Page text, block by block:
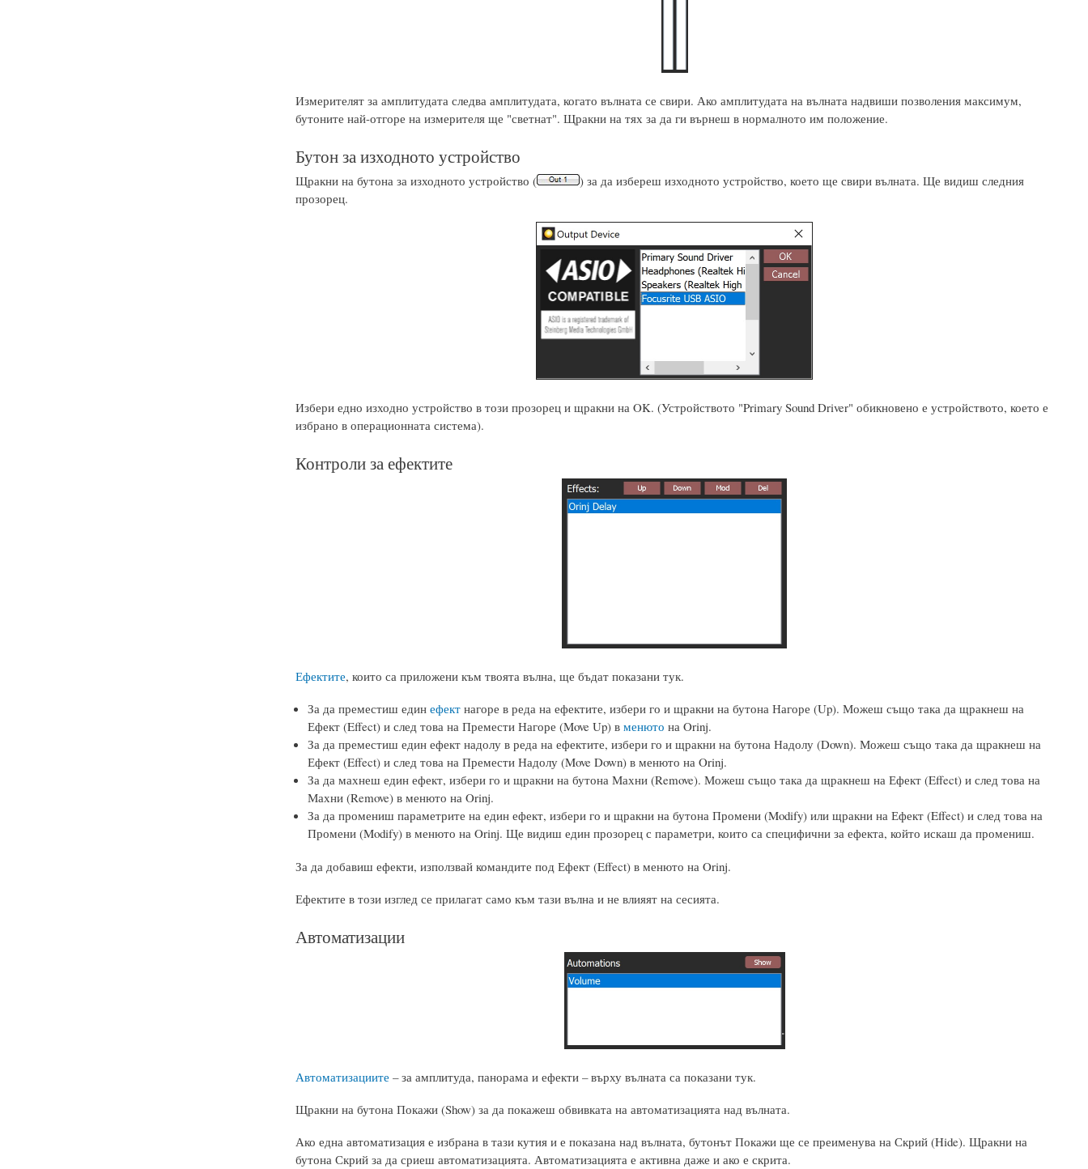
Измерителят за амплитудата следва амплитудата, когато вълната се свири. Ако амплитудата на вълната надвиши позволения максимум,
бутоните най-отгоре на измерителя ще "светнат". Щракни на тях за да ги върнеш в нормалното им положение.
Бутон за изходното устройство
Щракни на бутона за изходното устройство (
) за да избереш изходното устройство, което ще свири вълната. Ще видиш следния
прозорец.
Избери едно изходно устройство в този прозорец и щракни на OK. (Устройството "Primary Sound Driver" обикновено е устройството, което е
избрано в операционната система).
Контроли за ефектите
Ефектите, които са приложени към твоята вълна, ще бъдат показани тук.
За да преместиш един ефектнагоре в реда на ефектите, избери го и щракни на бутона Нагоре (Up). Можеш също така да щракнеш на
Ефект (Effect) и след това на Премести Нагоре (Move Up) в менюто на Orinj.
За да преместиш един ефект надолу в реда на ефектите, избери го и щракни на бутона Надолу (Down). Можеш също така да щракнеш на
Ефект (Effect) и след това на Премести Надолу (Move Down) в менюто на Orinj.
За да махнеш един ефект, избери го и щракни на бутона Махни (Remove). Можеш също така да щракнеш на Ефект (Effect) и след това на
Махни (Remove) в менюто на Orinj.
За да промениш параметрите на един ефект, избери го и щракни на бутона Промени (Modify) или щракни на Ефект (Effect) и след това на
Промени (Modify) в менюто на Orinj. Ще видиш един прозорец с параметри, които са специфични за ефекта, който искаш да промениш.
За да добавиш ефекти, използвай командите под Ефект (Effect) в менюто на Orinj.
Ефектите в този изглед се прилагат само към тази вълна и не влияят на сесията.
Автоматизации
Автоматизациите – за амплитуда, панорама и ефекти – върху вълната са показани тук.
Щракни на бутона Покажи (Show) за да покажеш обвивката на автоматизацията над вълната.
Ако една автоматизация е избрана в тази кутия и е показана над вълната, бутонът Покажи ще се преименува на Скрий (Hide). Щракни на
бутона Скрий за да сриеш автоматизацията. Автоматизацията е активна даже и ако е скрита.